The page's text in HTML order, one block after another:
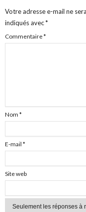
Votre adresse e-mail ne
indiqués avec*
Commentaire*
Nom *
E-mail *
Site web